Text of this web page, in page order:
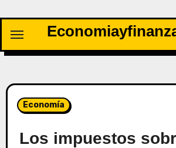
contenido
Economía
Los impuestos